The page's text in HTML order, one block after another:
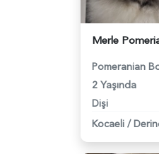
Pomeranian
2 Yaşında
Dişi
Kocaeli /